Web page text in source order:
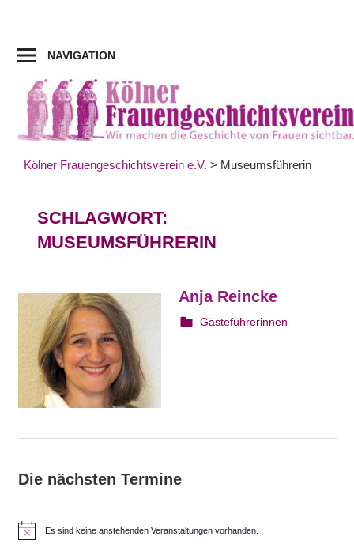
springen
NAVIGATION
Kölner Frauengeschichtsverein e.V. > Museumsführerin
SCHLAGWORT:
MUSEUMSFÜHRERIN
Anja Reincke
30. Juni 2024
webmam
Gästeführerinnen
Die nächsten Termine
Es sind keine anstehenden Veranstaltungen vorhanden.